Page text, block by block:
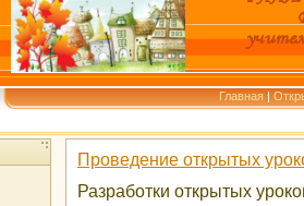
Главная|
Проведение открытых
Разработки открытых